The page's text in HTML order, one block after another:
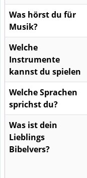
Was hörst du für
Musik?
Welche
Instrumente
kannst du spielen
Welche Sprachen
sprichst du?
Was ist dein
Lieblings
Bibelvers?